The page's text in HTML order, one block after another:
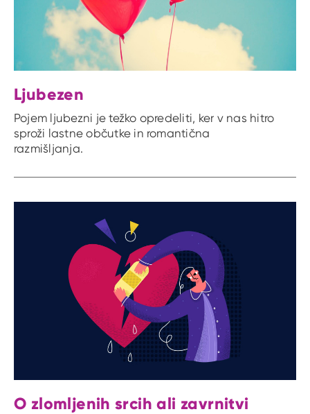
Ljubezen
Pojem ljubezni je težko opredeliti, ker v nas hitro
sproži lastne občutke in romantična
razmišljanja.
O zlomljenih srcih ali zavrnitvi